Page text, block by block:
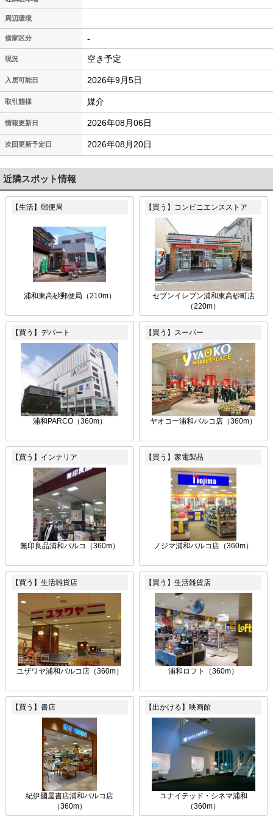
周辺環境
借家区分 -
現況 空き予定
入居可能日 2026年9月5日
取引態様 媒介
情報更新日 2026年08月06日
次回更新予定日 2026年08月20日
近隣スポット情報
【生活】郵便局
浦和東高砂郵便局（210m）
【買う】コンビニエンスストア
セブンイレブン浦和東高砂町店
（220m）
【買う】デパート
浦和PARCO（360m）
【買う】スーパー
ヤオコー浦和パルコ店（360m）
【買う】インテリア
無印良品浦和パルコ（360m）
【買う】家電製品
ノジマ浦和パルコ店（360m）
【買う】生活雑貨店
ユザワヤ浦和パルコ店（360m）
【買う】生活雑貨店
浦和ロフト（360m）
【買う】書店
紀伊國屋書店浦和パルコ店
（360m）
【出かける】映画館
ユナイテッド・シネマ浦和
（360m）